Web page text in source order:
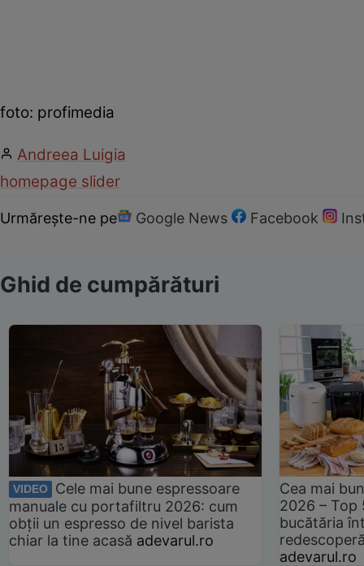
foto: profimedia
Andreea Luigia
homepage slider
Urmărește-ne pe Google News Facebook
Ghid de cumpărături
VIDEO
Cele mai bune espressoare
manuale cu portafiltru 2026: cum
obții un espresso de nivel barista
chiar la tine acasă adevarul.ro
Cea mai
2026 –
bucătăria
adevarul.ro